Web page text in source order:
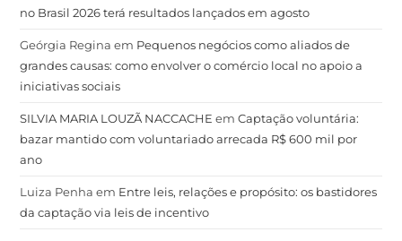
no Brasil 2026 terá resultados lançados em agosto
Geórgia Regina em Pequenos negócios como aliados de
grandes causas: como envolver o comércio local no apoio a
iniciativas sociais
SILVIA MARIA LOUZÃ NACCACHE emCaptação voluntária:
bazar mantido com voluntariado arrecada R$ 600 mil por
ano
Luiza Penha em Entre leis, relações e propósito: os bastidores
da captação via leis de incentivo